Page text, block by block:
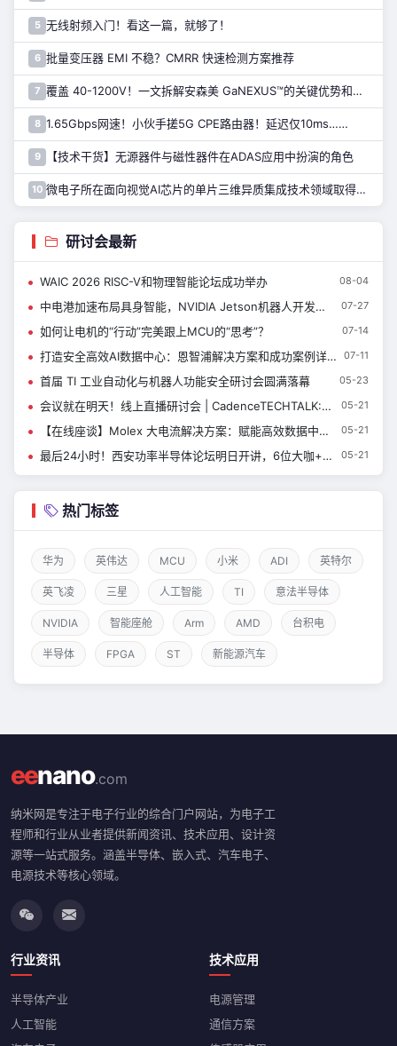
5 无线射频入门！看这一篇，就够了！
6 批量变压器 EMI 不稳？CMRR 快速检测方案推荐
7 覆盖 40-1200V！一文拆解安森美 GaNEXUS™的关键优势和应用
8 1.65Gbps网速！小伙手搓5G CPE路由器！延迟仅10ms……
9 【技术干货】无源器件与磁性器件在ADAS应用中扮演的角色
10 微电子所在面向视觉AI芯片的单片三维异质集成技术领域取得进展
研讨会最新
WAIC 2026 RISC-V和物理智能论坛成功举办 08-04
中电港加速布局具身智能，NVIDIA Jetson机器人开发专场圆满落幕 07-27
如何让电机的“行动”完美跟上MCU的“思考”？ 07-14
打造安全高效AI数据中心：恩智浦解决方案和成功案例详解 | 恩智浦创新技术峰会演讲精选 ⑦ 07-11
首届 TI 工业自动化与机器人功能安全研讨会圆满落幕 05-23
会议就在明天！线上直播研讨会 | CadenceTECHTALK: Redefining Circuit Design Efficiency with ML-Driven EM Optimization 05-21
【在线座谈】Molex 大电流解决方案：赋能高效数据中心的未来 05-21
最后24小时！西安功率半导体论坛明日开讲，6位大咖+到场有礼 05-21
热门标签
华为 英伟达 MCU 小米 ADI 英特尔
英飞凌 三星 人工智能 TI 意法半导体
NVIDIA 智能座舱 Arm AMD 台积电
半导体 FPGA ST 新能源汽车
eenano.com
纳米网是专注于电子行业的综合门户网站，为电子工
程师和行业从业者提供新闻资讯、技术应用、设计资
源等一站式服务。涵盖半导体、嵌入式、汽车电子、
电源技术等核心领域。
行业资讯
半导体产业
人工智能
技术应用
电源管理
通信方案